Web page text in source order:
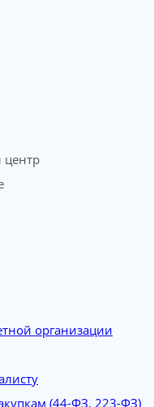
организации
(44-ФЗ, 223-ФЗ)